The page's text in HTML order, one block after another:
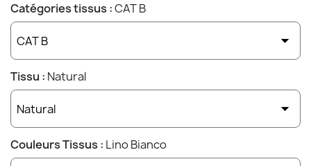
Catégories tissus :CAT B
Tissu : Natural
Couleurs Tissus : Lino Bianco